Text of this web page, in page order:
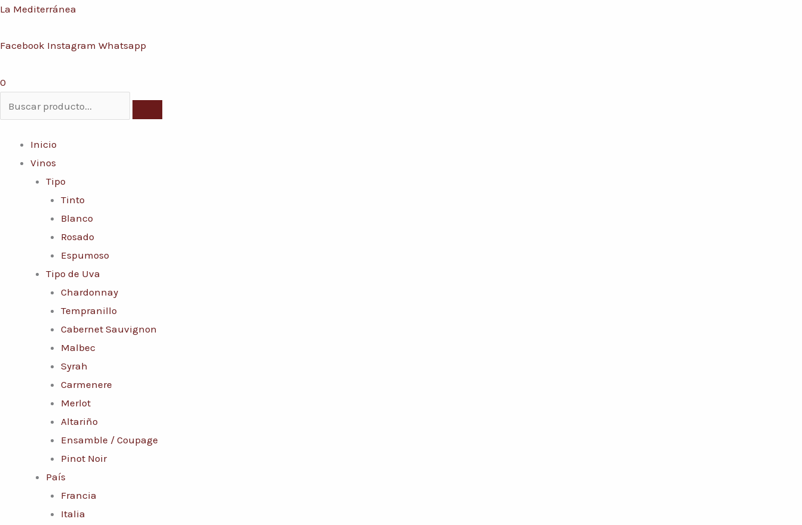
Ir
contenido
La Mediterránea
Facebook Instagram Whatsapp
0
Inicio
Vinos
Tipo
Tinto
Blanco
Rosado
Espumoso
Tipo de Uva
Chardonnay
Tempranillo
Cabernet Sauvignon
Malbec
Syrah
Carmenere
Merlot
Altariño
Ensamble / Coupage
Pinot Noir
País
Francia
Italia
Menú